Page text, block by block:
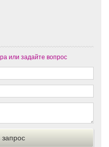
или задайте вопрос